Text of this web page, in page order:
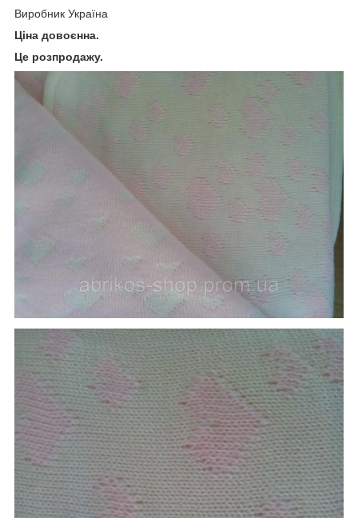
Виробник Україна
Ціна довоєнна.
Це розпродажу.